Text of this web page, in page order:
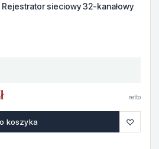
sieciowy 32-kanałowy
netto
koszyka ♡